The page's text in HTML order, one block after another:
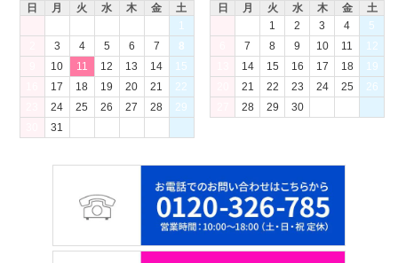
日
月 火 水 木 金
土
1
3 4 5 6 7
8
10 11 12 13 14
15
17 18 19 20 21
22
24 25 26 27 28
29
31
日
月 火 水 木 金
土
1
2 3 4
5
7 8 9 10 11
12
14 15 16 17 18
19
21 22 23 24 25
26
28 29 30